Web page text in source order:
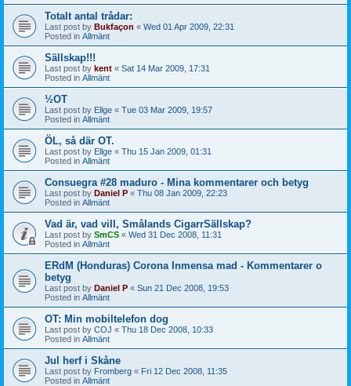
Totalt antal trådar:
Last post by Bukfaçon « Wed 01 Apr 2009, 22:31
Posted in Allmänt
Sällskap!!!
Last post by kent « Sat 14 Mar 2009, 17:31
Posted in Allmänt
½OT
Last post by Ellge « Tue 03 Mar 2009, 19:57
Posted in Allmänt
ÖL, så där OT.
Last post by Ellge « Thu 15 Jan 2009, 01:31
Posted in Allmänt
Consuegra #28 maduro - Mina kommentarer och betyg
Last post by Daniel P « Thu 08 Jan 2009, 22:23
Posted in Allmänt
Vad är, vad vill, Smålands CigarrSällskap?
Last post by SmCS « Wed 31 Dec 2008, 11:31
Posted in Allmänt
ERdM (Honduras) Corona Inmensa mad - Kommentarer o
betyg
Last post by Daniel P « Sun 21 Dec 2008, 19:53
Posted in Allmänt
OT: Min mobiltelefon dog
Last post by COJ « Thu 18 Dec 2008, 10:33
Posted in Allmänt
Jul herf i Skåne
Last post by Fromberg « Fri 12 Dec 2008, 11:35
Posted in Allmänt